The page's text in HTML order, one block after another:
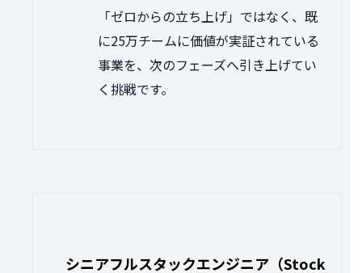
「ゼロからの立ち上げ」ではなく、既
に25万チームに価値が実証されている
事業を、次のフェーズへ引き上げてい
く挑戦です。
シニアフルスタックエンジニア（Stock